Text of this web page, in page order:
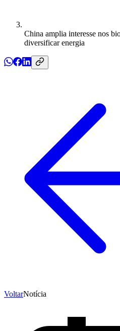
China amplia interesse nos
diversificar energia
VoltarNotícia